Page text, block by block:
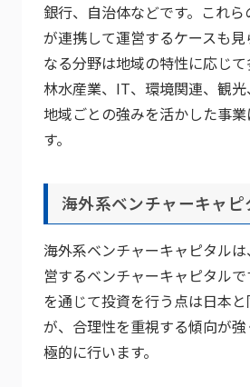
銀行、自治体などです。これ
が連携して運営するケースも見
なる分野は地域の特性に応じ
林水産業、IT、環境関連、観光
地域ごとの強みを活かした事
す。
海外系ベンチャーキャピ
海外系ベンチャーキャピタル
営するベンチャーキャピタル
を通じて投資を行う点は日本
が、合理性を重視する傾向が
極的に行います。